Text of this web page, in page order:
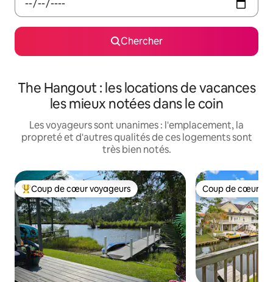
Chercher
The Hangout : les locations de vacances
les mieux notées dans le coin
Les voyageurs sont unanimes : l'emplacement, la
propreté et d'autres qualités de ces logements sont
très bien notés.
Coup de cœur voyageurs parmi les plus aimés
Coup de cœur voyageurs Coup de cœur
Coup de cœur